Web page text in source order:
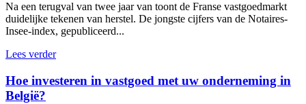
Na een terugval van twee jaar van toont de Franse vastgoedmarkt
duidelijke tekenen van herstel. De jongste cijfers van de Notaires-
Insee-index, gepubliceerd...
Lees verder
Hoe investeren in vastgoed met uw onderneming in
België?